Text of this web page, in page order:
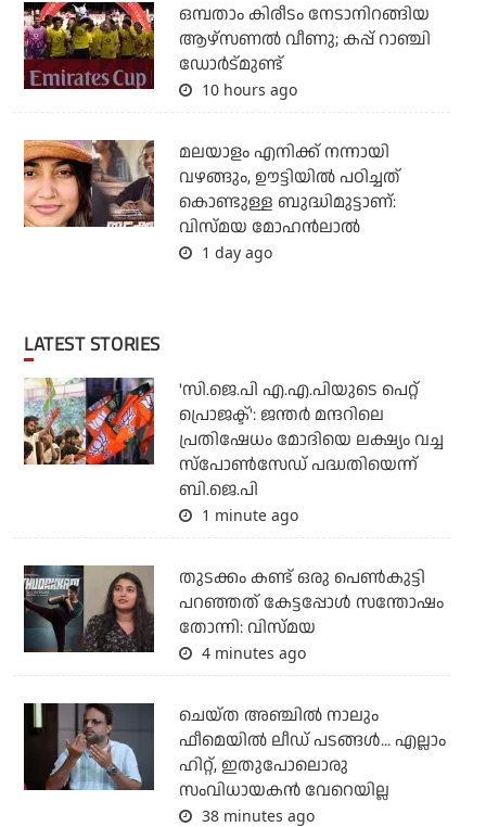
ഒമ്പതാം കിരീടം നേടാനിറങ്ങിയ
ആഴ്സണല്‍ വീണു; കപ്പ് റാഞ്ചി
ഡോര്‍ട്മുണ്ട്
10 hours ago
മലയാളം എനിക്ക് നന്നായി
വഴങ്ങും, ഊട്ടിയില്‍ പഠിച്ചത്
കൊണ്ടുള്ള ബുദ്ധിമുട്ടാണ്:
വിസ്മയ മോഹന്‍ലാല്‍
1 day ago
LATEST STORIES
'സി.ജെ.പി എ.എ.പിയുടെ പെറ്റ്
പ്രൊജക്ട്': ജന്തര്‍ മന്ദറിലെ
പ്രതിഷേധം മോദിയെ ലക്ഷ്യം വച്ച
സ്‌പോണ്‍സേഡ് പദ്ധതിയെന്ന്
ബി.ജെ.പി
1 minute ago
തുടക്കം കണ്ട് ഒരു പെൺകുട്ടി
പറഞ്ഞത് കേട്ടപ്പോൾ സന്തോഷം
തോന്നി: വിസ്മയ
4 minutes ago
ചെയ്ത അഞ്ചില്‍ നാലും
ഫീമെയില്‍ ലീഡ് പടങ്ങള്‍... എല്ലാം
ഹിറ്റ്, ഇതുപോലൊരു
സംവിധായകന്‍ വേറെയില്ല
38 minutes ago